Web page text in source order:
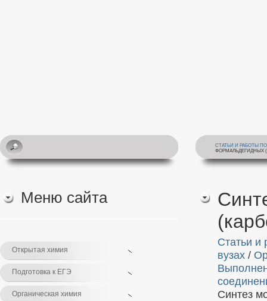
СТАТЬИ И РАБОТЫ
ФОРМАЛЬДЕГИДНЫХ
Меню сайта
Открытая химия
Подготовка к ЕГЭ
Органическая химия
Статьи и
вузах /
Синтез